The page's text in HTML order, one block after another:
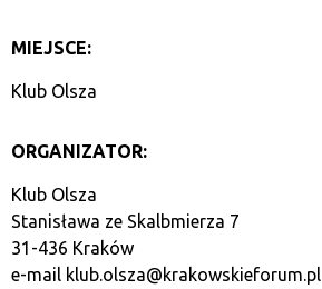
MIEJSCE:
Klub Olsza
ORGANIZATOR:
Klub Olsza
Stanisława ze Skalbmierza 7
31-436 Kraków
e-mail klub.olsza@krakowskieforum.pl